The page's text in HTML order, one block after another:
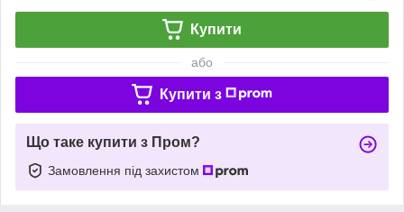
Купити
або
Купити з
Що таке купити з Пром?
Замовлення під захистом